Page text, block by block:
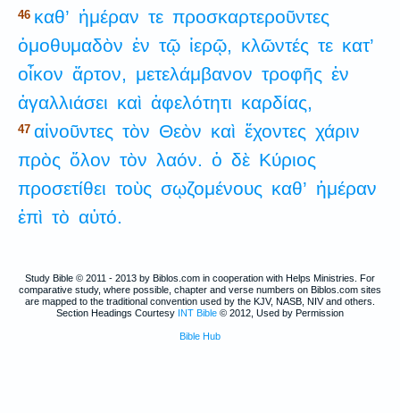
46 καθ’ ἡμέραν τε προσκαρτεροῦντες
ὁμοθυμαδὸν ἐν τῷ ἱερῷ, κλῶντές τε κατ’
οἶκον ἄρτον, μετελάμβανον τροφῆς ἐν
ἀγαλλιάσει καὶ ἀφελότητι καρδίας,
47 αἰνοῦντες τὸν Θεὸν καὶ ἔχοντες χάριν
πρὸς ὅλον τὸν λαόν. ὁ δὲ Κύριος
προσετίθει τοὺς σῳζομένους καθ’ ἡμέραν
ἐπὶ τὸ αὐτό.
Study Bible © 2011 - 2013 by Biblos.com in cooperation with Helps Ministries. For
comparative study, where possible, chapter and verse numbers on Biblos.com sites
are mapped to the traditional convention used by the KJV, NASB, NIV and others.
Section Headings Courtesy INT Bible © 2012, Used by Permission
Bible Hub